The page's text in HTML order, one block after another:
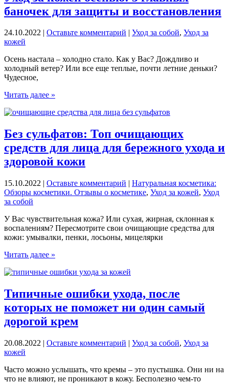
баночек для защиты и восстановления
24.10.2022 | Оставьте комментарий | Уход за собой, Уход за
кожей
Осень настала – холодно стало. Как у Вас? Дождливо и
холодный ветер? Или все еще теплые, почти летние деньки?
Чудесное,
Уход
кожей
5
главных
баночек
для
защиты
восстановления
Читать далее »
Без сульфатов: Топ очищающих
средств для лица для бережного ухода и
здоровой кожи
15.10.2022 | Оставьте комментарий | Натуральная косметика:
Обзоры косметики. Отзывы о косметике, Уход за кожей, Уход
за собой
У Вас чувствительная кожа? Или сухая, жирная, склонная к
воспалениям? Пересмотрите свои очищающие средства для
кожи: умывалки, пенки, лосьоны, мицелярки
Без
Топ
средств
для
лица
для
бережного
и
здоровой
Читать далее »
Типичные ошибки ухода, после
которых не поможет ни один самый
дорогой крем
20.08.2022 | Оставьте комментарий | Уход за собой, Уход за
кожей
Часто можно услышать, что кремы – это пустышка. Они ни на
что не влияют, не проникают в кожу. Бесполезно чем-то